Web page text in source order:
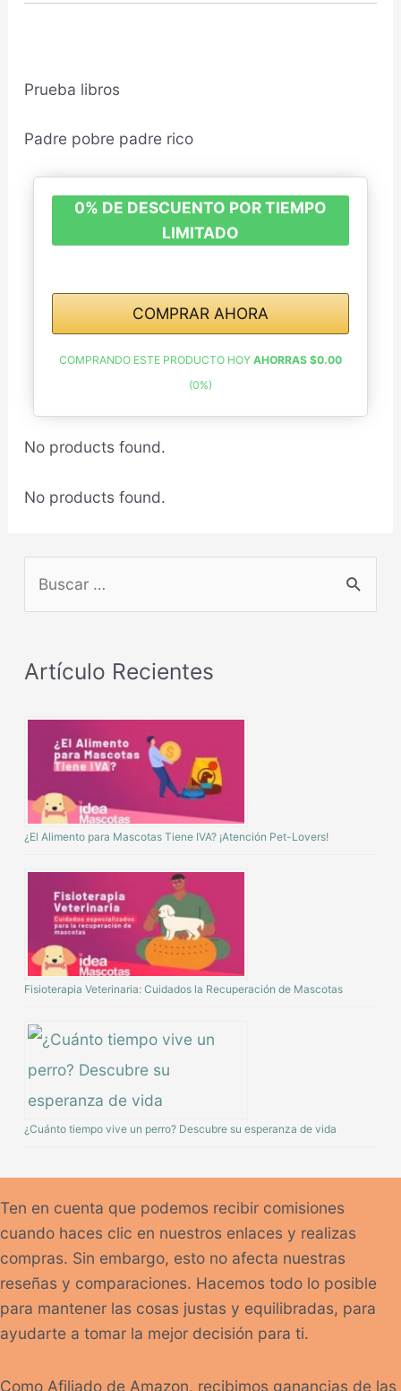
Prueba libros
Padre pobre padre rico
0% DE DESCUENTO POR TIEMPO
LIMITADO
COMPRAR AHORA
COMPRANDO ESTE PRODUCTO HOY AHORRAS $0.00
(0%)
No products found.
No products found.
Artículo Recientes
¿El Alimento para Mascotas Tiene IVA? ¡Atención Pet-Lovers!
Fisioterapia Veterinaria: Cuidados la Recuperación de Mascotas
¿Cuánto tiempo vive un perro? Descubre su esperanza de vida
Ten en cuenta que podemos recibir comisiones
cuando haces clic en nuestros enlaces y realizas
compras. Sin embargo, esto no afecta nuestras
reseñas y comparaciones. Hacemos todo lo posible
para mantener las cosas justas y equilibradas, para
ayudarte a tomar la mejor decisión para ti.
Como Afiliado de Amazon, recibimos ganancias de las